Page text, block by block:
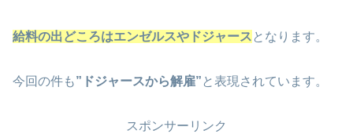
給料の出どころはエンゼルスやドジャース となります。
今回の件も”ドジャースから解雇” と表現されています。
スポンサーリンク